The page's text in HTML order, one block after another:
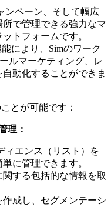
ンペーン、そして幅広
で管理できる強力なマ
トフォームです。
により、Simのワーク
ルマーケティング、レ
動化することができま
とが可能です：
理：
ィエンス（リスト）を
に管理できます。
する包括的な情報を取
成し、セグメンテーシ